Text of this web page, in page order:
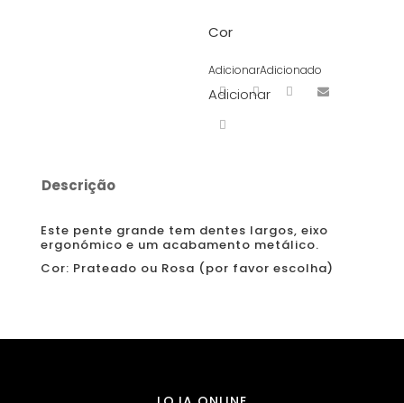
Cor
AdicionarAdicionado
Adicionar
Descrição
Este pente grande tem dentes largos, eixo
ergonómico e um acabamento metálico.
Cor: Prateado ou Rosa (por favor escolha)